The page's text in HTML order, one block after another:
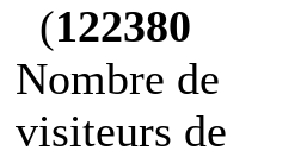
(122380
Nombre de
visiteurs de